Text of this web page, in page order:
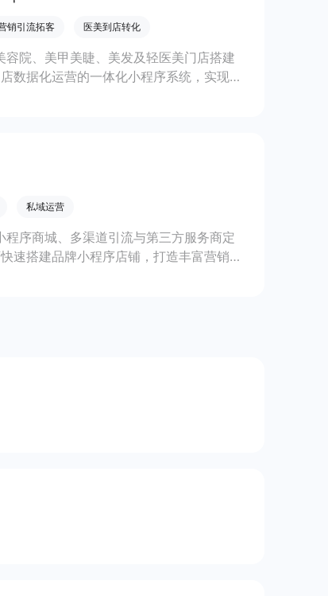
销引流拓客 医美到店转化
院、美甲美睫、美发及轻医美门店搭建
数据化运营的一体化小程序系统，实现低
私域运营
程序商城、多渠道引流与第三方服务商定
速搭建品牌小程序店铺，打造丰富营销与